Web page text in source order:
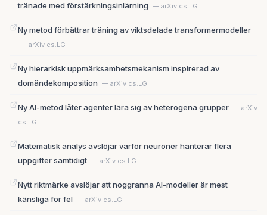
tränade med förstärkningsinlärning — arXiv cs.LG
Ny metod förbättrar träning av viktsdelade transformermodeller
— arXiv cs.LG
Ny hierarkisk uppmärksamhetsmekanism inspirerad av
domändekomposition — arXiv cs.LG
Ny AI-metod låter agenter lära sig av heterogena grupper — arXiv
cs.LG
Matematisk analys avslöjar varför neuroner hanterar flera
uppgifter samtidigt — arXiv cs.LG
Nytt riktmärke avslöjar att noggranna AI-modeller är mest
känsliga för fel — arXiv cs.LG